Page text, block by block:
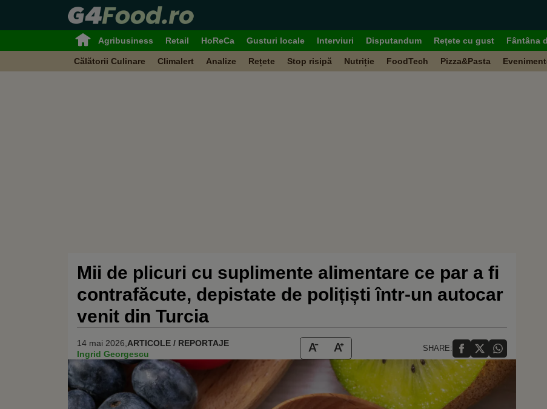
Agribusiness Retail HoReCa Gusturi locale Interviuri Disputandum Rețete cu gust Fântâna
Călătorii Culinare Climalert Analize Rețete Stop risipă Nutriție FoodTech Pizza&Pasta
Mii de plicuri cu suplimente alimentare ce par a fi
contrafăcute, depistate de polițiști într-un autocar
venit din Turcia
14 mai 2026, ARTICOLE / REPORTAJE
Ingrid Georgescu
SHARE: